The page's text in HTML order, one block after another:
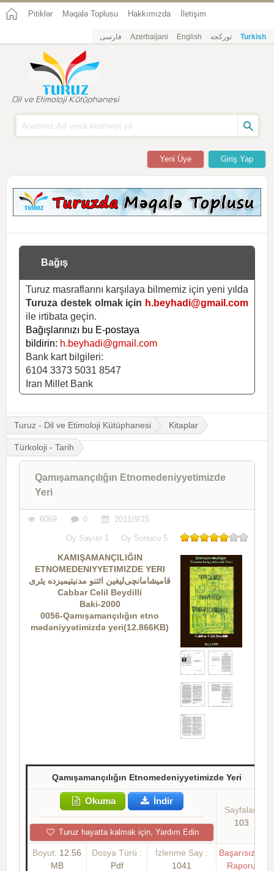
Pitiklər Məqalə Toplusu Hakkımızda İletişim
فارسی Azerbaijani English تورکجه Turkish
Giriş Yap
Yeni Üye
Bağış
Turuz masraflarını karşılaya bilmemiz için yeni yılda
Turuza destek olmak için h.beyhadi@gmail.com
ile irtibata geçin.
Bağışlarınızı bu E-postaya
bildirin: h.beyhadi@gmail.com
Bank kart bilgileri:
6104 3373 5031 8547
Iran Millet Bank
Turuz - Dil ve Etimoloji Kütüphanesi Kitaplar
Türkoloji - Tarih
Qamışamançılığın Etnomedeniyyetimizde
Yeri
6069 0 2011/9/15
Oy Sayısı 1 Oy Sonucu 5
KAMIŞAMANÇILIĞIN
ETNOMEDENIYYETIMIZDE YERI
قامیشامانچی‌لیغین ائتنو مدنیتیمیزده یئری
Cabbar Celil Beydilli
Baki-2000
0056-Qamışamançılığın etno
mədəniyyətimizdə yeri(12.866KB)
Qamışamançılığın Etnomedeniyyetimizde Yeri
Okuma İndir
Turuz hayatta kalmak için, Yardım Edin
Sayfalar:
103
Boyut: 12.56
MB
Dosya Türü :
Pdf
İzlenme Say :
1041
Başarısızlık
Raporu